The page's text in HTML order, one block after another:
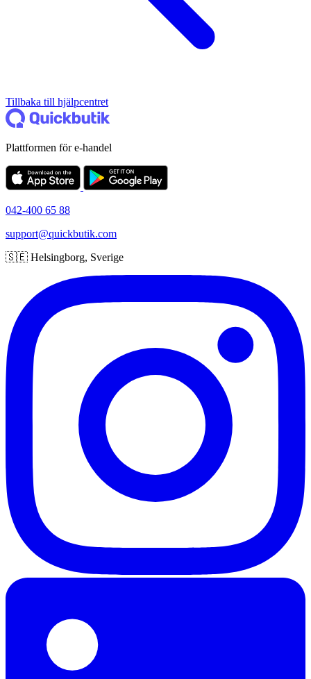
Tillbaka till hjälpcentret
Plattformen för e-handel
042-400 65 88
support@quickbutik.com
🇸🇪 Helsingborg, Sverige